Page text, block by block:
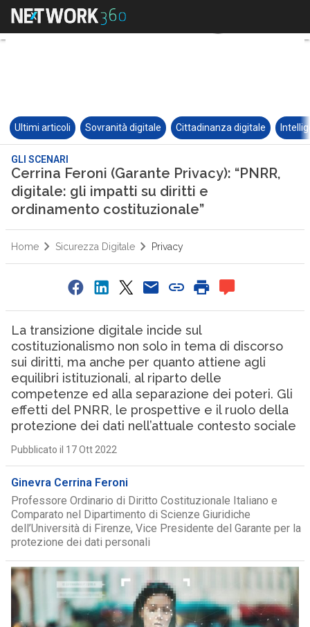
Ultimi articoli Sovranità digitale Cittadinanza digitale
GLI SCENARI
Cerrina Feroni (Garante Privacy): “PNRR,
digitale: gli impatti su diritti e
ordinamento costituzionale”
Home Sicurezza Digitale Privacy
La transizione digitale incide sul
costituzionalismo non solo in tema di discorso
sui diritti, ma anche per quanto attiene agli
equilibri istituzionali, al riparto delle
competenze ed alla separazione dei poteri. Gli
effetti del PNRR, le prospettive e il ruolo della
protezione dei dati nell’attuale contesto sociale
Pubblicato il 17 Ott 2022
Ginevra Cerrina Feroni
Professore Ordinario di Diritto Costituzionale Italiano e
Comparato nel Dipartimento di Scienze Giuridiche
dell’Università di Firenze, Vice Presidente del Garante per la
protezione dei dati personali